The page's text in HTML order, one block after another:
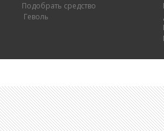
Подобрать средство
Геволь